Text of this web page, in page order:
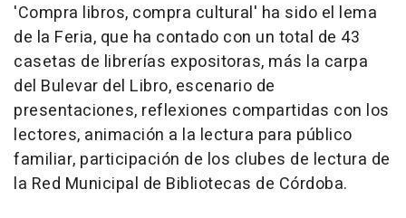
'Compra libros, compra cultural' ha sido el lema
de la Feria, que ha contado con un total de 43
casetas de librerías expositoras, más la carpa
del Bulevar del Libro, escenario de
presentaciones, reflexiones compartidas con los
lectores, animación a la lectura para público
familiar, participación de los clubes de lectura de
la Red Municipal de Bibliotecas de Córdoba.